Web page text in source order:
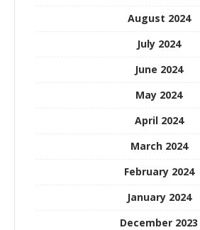
August 2024
July 2024
June 2024
May 2024
April 2024
March 2024
February 2024
January 2024
December 2023